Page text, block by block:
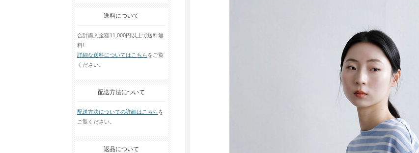
送料について
合計購入金額11,000円以上で送料無
料!
詳細な送料についてはこちらをご覧
ください。
配送方法について
配送方法についての詳細はこちらを
ご覧ください。
返品について